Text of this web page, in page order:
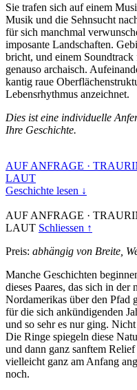
Sie trafen sich auf einem
Musik und die Sehnsucht
für sich manchmal
imposante Landschaften.
bricht, und einem
genauso archaisch.
kantig raue
Lebensrhythmus anzeichnet.
Dies ist eine individuelle
Ihre Geschichte.
AUF ANFRAGE ·
LAUT
Geschichte lesen ↓
AUF ANFRAGE ·
LAUT Schliessen ↑
Preis: abhängig von Breite,
Manche Geschichten
dieses Paares, das sich in
Nordamerikas über den Pfad
für die sich ankündigenden
und so sehr es nur ging.
Die Ringe spiegeln diese
und dann ganz sanftem
vielleicht ganz am Anfang
noch.